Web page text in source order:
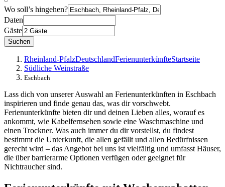
Wo soll’s hingehen?
Daten
Gäste
Suchen
Rheinland-PfalzDeutschlandFerienunterkünfteStartseite
Südliche Weinstraße
Eschbach
Lass dich von unserer Auswahl an Ferienunterkünften in Eschbach
inspirieren und finde genau das, was dir vorschwebt.
Ferienunterkünfte bieten dir und deinen Lieben alles, worauf es
ankommt, wie Kabelfernsehen sowie eine Waschmaschine und
einen Trockner. Was auch immer du dir vorstellst, du findest
bestimmt die Unterkunft, die allen gefällt und allen Bedürfnissen
gerecht wird – das Angebot bei uns ist vielfältig und umfasst Häuser,
die über barrierarme Optionen verfügen oder geeignet für
Nichtraucher sind.